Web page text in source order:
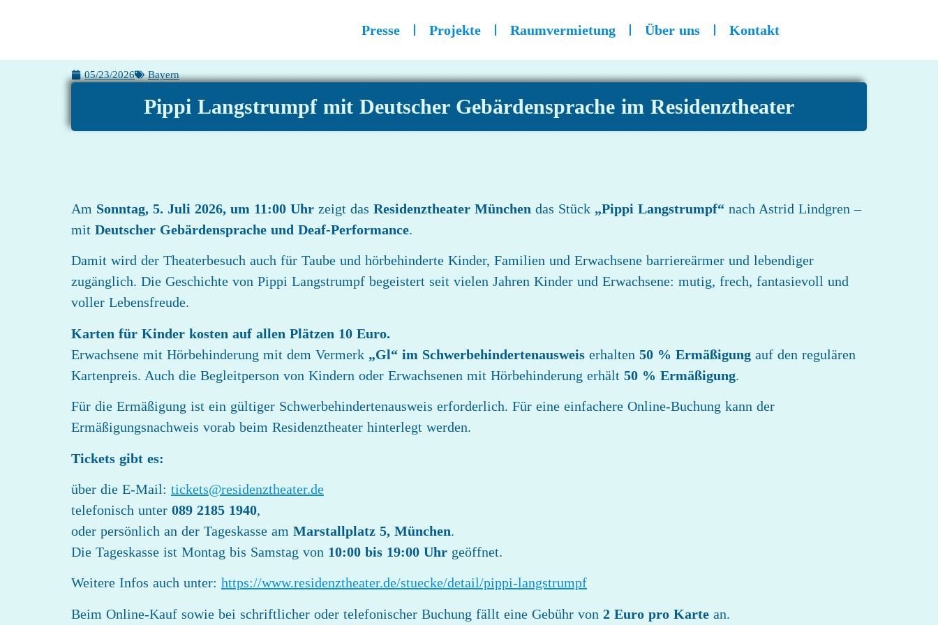
Presse Projekte Raumvermietung Über uns Kontakt
05/23/2026 Bayern
Pippi Langstrumpf mit Deutscher Gebärdensprache im Residenztheater
Am Sonntag, 5. Juli 2026, um 11:00 Uhr zeigt das Residenztheater München das Stück „Pippi Langstrumpf“ nach Astrid Lindgren –
mit Deutscher Gebärdensprache und Deaf-Performance.
Damit wird der Theaterbesuch auch für Taube und hörbehinderte Kinder, Familien und Erwachsene barriereärmer und lebendiger
zugänglich. Die Geschichte von Pippi Langstrumpf begeistert seit vielen Jahren Kinder und Erwachsene: mutig, frech, fantasievoll und
voller Lebensfreude.
Karten für Kinder kosten auf allen Plätzen 10 Euro.
Erwachsene mit Hörbehinderung mit dem Vermerk „Gl“ im Schwerbehindertenausweis erhalten 50 % Ermäßigung auf den regulären
Kartenpreis. Auch die Begleitperson von Kindern oder Erwachsenen mit Hörbehinderung erhält 50 % Ermäßigung.
Für die Ermäßigung ist ein gültiger Schwerbehindertenausweis erforderlich. Für eine einfachere Online-Buchung kann der
Ermäßigungsnachweis vorab beim Residenztheater hinterlegt werden.
Tickets gibt es:
über die E-Mail: tickets@residenztheater.de
telefonisch unter 089 2185 1940,
oder persönlich an der Tageskasse am Marstallplatz 5, München.
Die Tageskasse ist Montag bis Samstag von 10:00 bis 19:00 Uhr geöffnet.
Weitere Infos auch unter: https://www.residenztheater.de/stuecke/detail/pippi-langstrumpf
Beim Online-Kauf sowie bei schriftlicher oder telefonischer Buchung fällt eine Gebühr von 2 Euro pro Karte an.